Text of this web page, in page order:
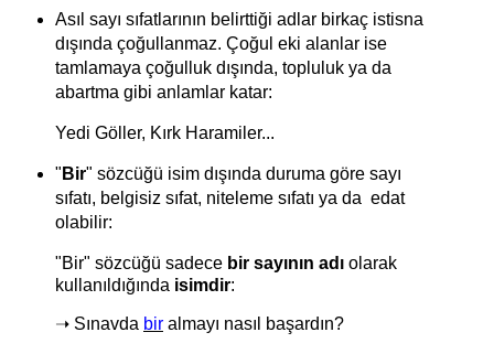
Asıl sayı sıfatlarının belirttiği adlar birkaç istisna
dışında çoğullanmaz. Çoğul eki alanlar ise
tamlamaya çoğulluk dışında, topluluk ya da
abartma gibi anlamlar katar:
Yedi Göller, Kırk Haramiler...
" Bir" sözcüğü isim dışında duruma göre sayı
sıfatı, belgisiz sıfat, niteleme sıfatı ya da edat
olabilir:
"Bir" sözcüğü sadece bir sayının adı olarak
kullanıldığında isimdir:
➝ Sınavda bir almayı nasıl başardın?